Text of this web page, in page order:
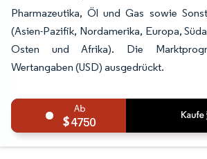
Pharmazeutika, Öl und Gas sowie
(Asien-Pazifik, Nordamerika, Europa,
Osten und Afrika). Die
Wertangaben (USD) ausgedrückt.
4750